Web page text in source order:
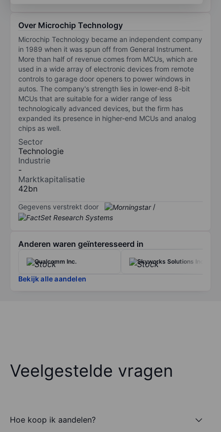
Over Microchip Technology
Microchip Technology became an independent company
in 1989 when it was spun off from General Instrument.
More than half of revenue comes from MCUs, which are
used in a wide array of electronic devices from remote
controls to garage door openers to power windows in
autos. The company's strength lies in lower-end 8-bit
MCUs that are suitable for a wider range of less
technologically advanced devices, but the firm has
expanded its presence in higher-end MCUs and analog
chips as well.
Sector
Technologie
Industrie
-
Marktkapitalisatie
42bn
Gegevens verstrekt door /
Anderen waren geïnteresseerd in
Qualcomm Inc. Skyworks Solutions Inc.
Bekijk alle aandelen
Veelgestelde vragen
Hoe koop ik aandelen?